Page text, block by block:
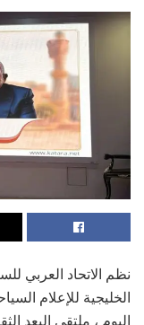
نظم الاتحاد العربي
الخليجية للإعلام
اليوم ، ملتقى البعد